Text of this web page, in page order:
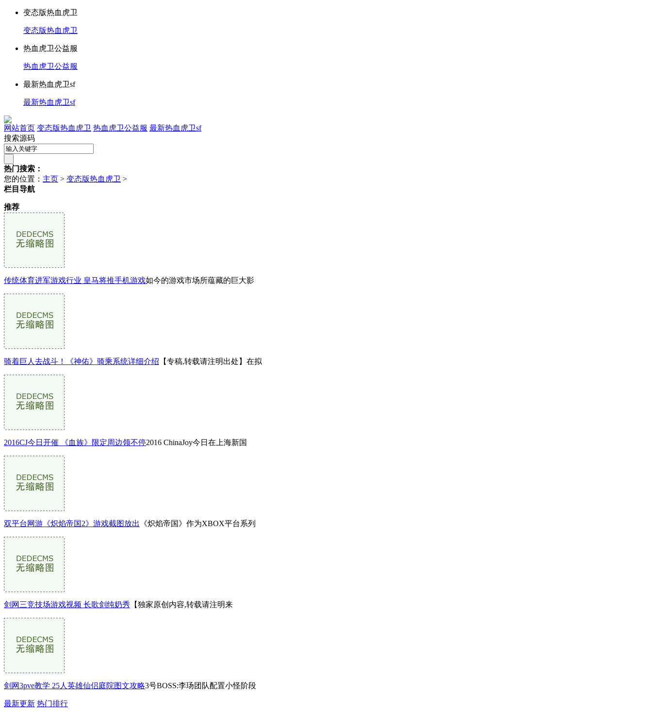
变态版热血虎卫
变态版热血虎卫
热血虎卫公益服
热血虎卫公益服
最新热血虎卫sf
最新热血虎卫sf
网站首页 变态版热血虎卫 热血虎卫公益服 最新热血虎卫sf
搜索源码
热门搜索：
您的位置： 主页 > 变态版热血虎卫 >
栏目导航
推荐
传统体育进军游戏行业 皇马将推手机游戏如今的游戏市场所蕴藏的巨大影
骑着巨人去战斗！《神佑》骑乘系统详细介绍 【专稿,转载请注明出处】在拟
2016CJ今日开催 《血族》限定周边领不停2016 ChinaJoy今日在上海新国
双平台网游《炽焰帝国2》游戏截图放出 《炽焰帝国》作为XBOX平台系列
剑网三竞技场游戏视频 长歌剑纯奶秀 【独家原创内容,转载请注明来
剑网3pve教学 25人英雄仙侣庭院图文攻略3号BOSS:李玚团队配置小怪阶段
最新更新 热门排行